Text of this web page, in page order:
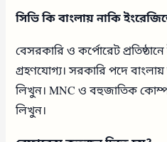
সিভি কি বাংলায় নাকি
বেসরকারি ও কর্পোরেট
গ্রহণযোগ্য। সরকারি পদে বাংলায়
লিখুন। MNC ও বহুজাতিক
লিখুন।